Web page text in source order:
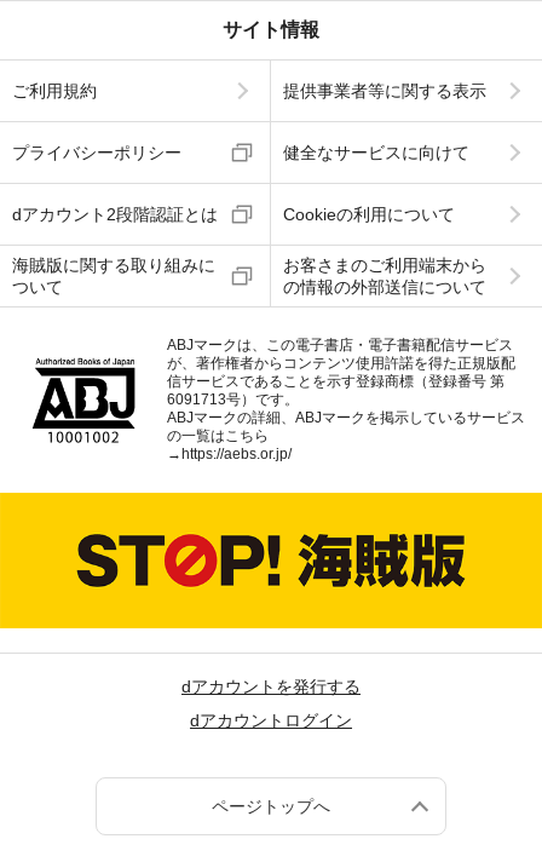
サイト情報
ご利用規約 提供事業者等に関する表示
プライバシーポリシー 健全なサービスに向けて
dアカウント2段階認証とは Cookieの利用について
海賊版に関する取り組みに
ついて
お客さまのご利用端末から
の情報の外部送信について
ABJマークは、この電子書店・電子書籍配信サービス
が、著作権者からコンテンツ使用許諾を得た正規版配
信サービスであることを示す登録商標（登録番号 第
6091713号）です。
ABJマークの詳細、ABJマークを掲示しているサービス
の一覧はこちら
→ https://aebs.or.jp/
dアカウントを発行する
dアカウントログイン
ページトップへ